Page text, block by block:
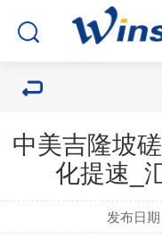
中美吉隆坡
化提速_
发布日